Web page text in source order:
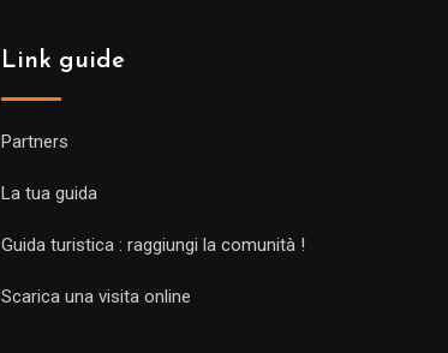
Link guide
Partners
La tua guida
Guida turistica : raggiungi la comunità !
Scarica una visita online